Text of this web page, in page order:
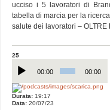
ucciso i 5 lavoratori di
tabella di marcia per la
salute dei lavoratori –
25
Player
00:00 00:00
Durata: 19:17
Data: 20/07/23